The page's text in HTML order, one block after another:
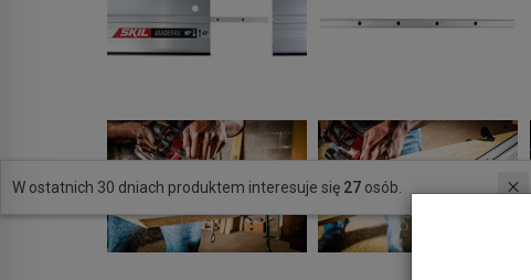
W ostatnich 30 dniach produktem interesuje się 27 osób.